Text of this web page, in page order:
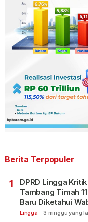
Berita Terpopuler
1
DPRD Lingga
Tambang Timah
Baru Diketahui
Lingga - 3 minggu yang